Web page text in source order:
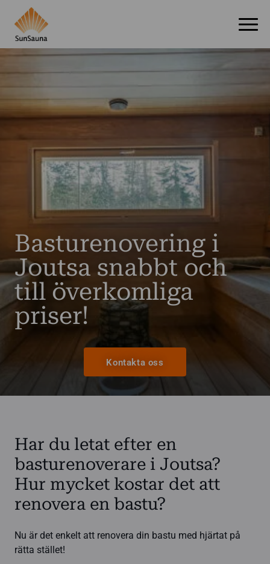
Basturenovering i
Joutsa snabbt och
till överkomliga
priser!
Kontakta oss
Har du letat efter en
basturenoverare i Joutsa?
Hur mycket kostar det att
renovera en bastu?
Nu är det enkelt att renovera din bastu med hjärtat på
rätta stället!